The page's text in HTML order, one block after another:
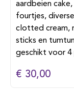
aardbeien
fourtjes,
clotted cream,
sticks en
geschikt voor 4
€ 30,00